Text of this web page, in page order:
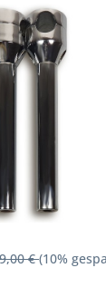
€(10%